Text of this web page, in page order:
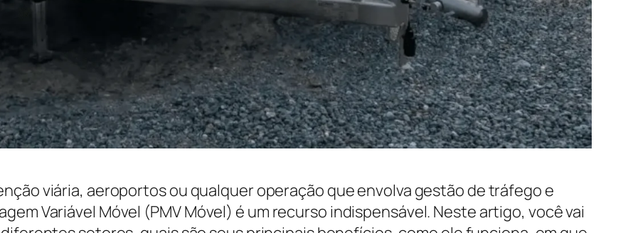
viária, aeroportos ou qualquer operação que envolva gestão de tráfego e
Variável Móvel (PMV Móvel) é um recurso indispensável. Neste artigo, você vai